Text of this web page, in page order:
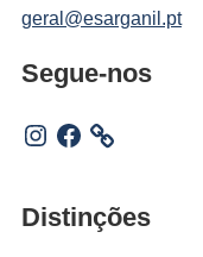
geral@esarganil.pt
Segue-nos
Instagram
Facebook
Distinções